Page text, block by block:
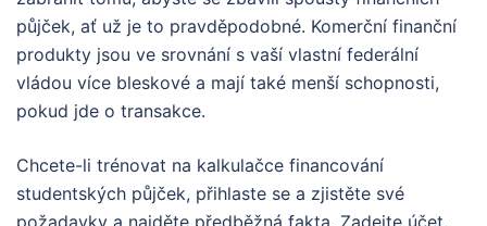
půjček, ať už je to pravděpodobné. Komerční finanční
produkty jsou ve srovnání s vaší vlastní federální
vládou více bleskové a mají také menší schopnosti,
pokud jde o transakce.
Chcete-li trénovat na kalkulačce financování
studentských půjček, přihlaste se a zjistěte své
požadavky a najděte předběžná fakta. Zadejte účet,